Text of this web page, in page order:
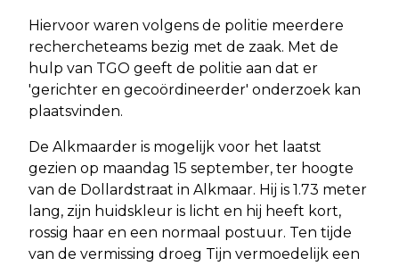
Hiervoor waren volgens de politie meerdere
rechercheteams bezig met de zaak. Met de
hulp van TGO geeft de politie aan dat er
'gerichter en gecoördineerder' onderzoek kan
plaatsvinden.
De Alkmaarder is mogelijk voor het laatst
gezien op maandag 15 september, ter hoogte
van de Dollardstraat in Alkmaar. Hij is 1.73 meter
lang, zijn huidskleur is licht en hij heeft kort,
rossig haar en een normaal postuur. Ten tijde
van de vermissing droeg Tijn vermoedelijk een